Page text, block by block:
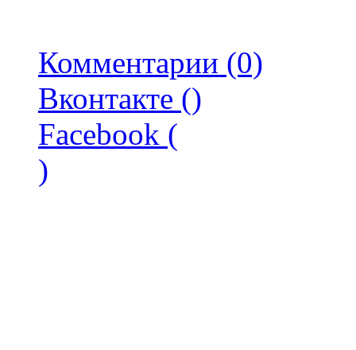
Комментарии (0)
Вконтакте ()
Facebook (
)